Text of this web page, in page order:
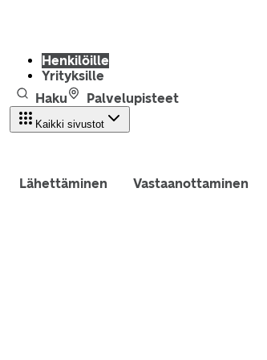
Henkilöille
Yrityksille
Haku
Palvelupisteet
Kaikki sivustot
Lähettäminen Vastaanottaminen